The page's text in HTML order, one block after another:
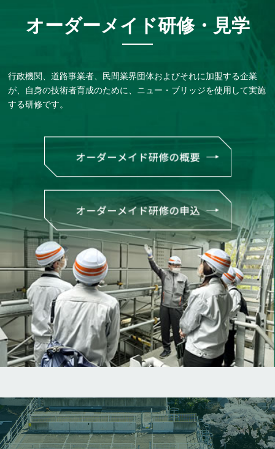
オーダーメイド研修・⾒学
行政機関、道路事業者、民間業界団体およびそれに加盟する企業
が、自身の技術者育成のために、ニュー・ブリッジを使用して実施
する研修です。